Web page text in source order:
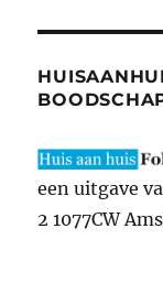
een uitgave
2 1077CW